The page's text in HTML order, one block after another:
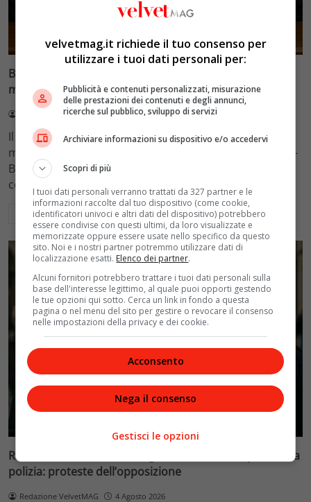
Blasi vs Totti: il giudice riduce l’assegno di
mantenimento a 10.900 euro
Redazione VelvetMAG 4 Agosto 2026
Il Tribunale di Roma ha fissato l'assegno di
mantenimento figli a 10.900 euro mensili nel caso Totti-
Blasi, respingendo la richiesta di 20mila euro della
conduttrice.
Leggi di più
Riconoscimento facciale, il governo accelera i poteri alla
polizia: proteste dell’opposizione
Redazione VelvetMAG 4 Agosto 2026
velvetmag.it richiede il tuo consenso per
utilizzare i tuoi dati personali per:
Pubblicità e contenuti personalizzati, misurazione
delle prestazioni dei contenuti e degli annunci,
ricerche sul pubblico, sviluppo di servizi
Archiviare informazioni su dispositivo e/o accedervi
Scopri di più
I tuoi dati personali verranno trattati da 327 partner e le
informazioni raccolte dal tuo dispositivo (come cookie,
identificatori univoci e altri dati del dispositivo) potrebbero
essere condivise con questi ultimi, da loro visualizzate e
memorizzate oppure essere usate nello specifico da questo
sito. Noi e i nostri partner potremmo utilizzare dati di
localizzazione esatti. Elenco dei partner.
Alcuni fornitori potrebbero trattare i tuoi dati personali sulla
base dell'interesse legittimo, al quale puoi opporti gestendo
le tue opzioni qui sotto. Cerca un link in fondo a questa
pagina o nel menu del sito per gestire o revocare il consenso
nelle impostazioni della privacy e dei cookie.
Acconsento
Nega il consenso
Gestisci le opzioni